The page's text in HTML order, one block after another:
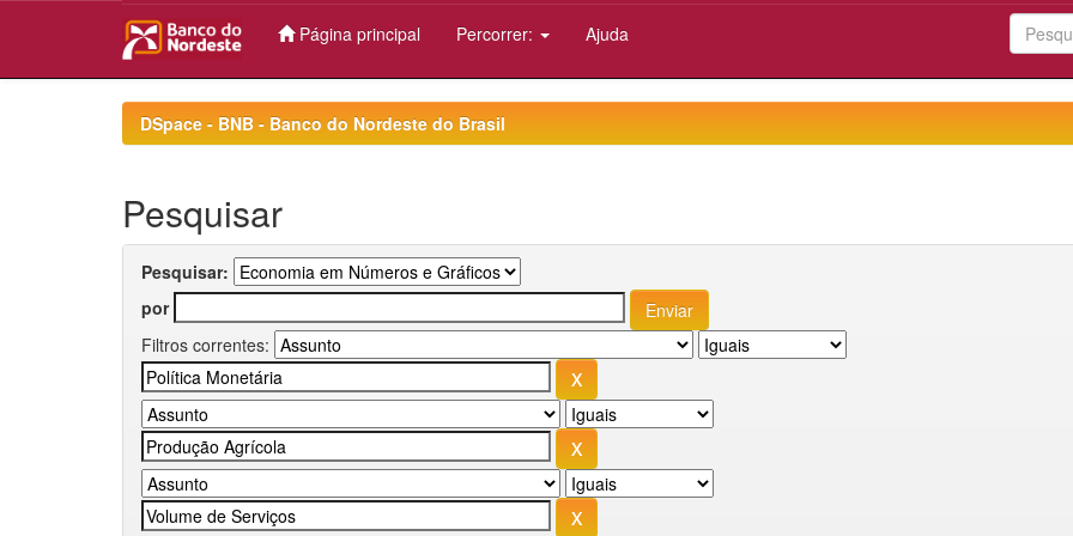
Página principal Percorrer: Ajuda
DSpace - BNB - Banco do Nordeste do Brasil
Pesquisar
Pesquisar:
por
Filtros correntes: